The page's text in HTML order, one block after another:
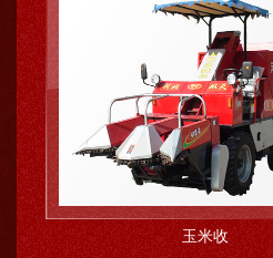
玉米收